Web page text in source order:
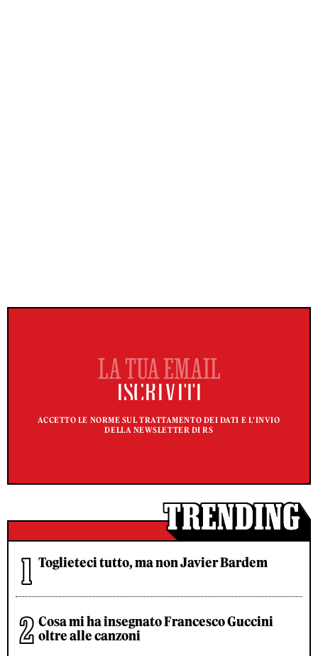
ACCETTO LE NORME SUL TRATTAMENTO DEI DATI E L'INVIO
DELLA NEWSLETTER DI RS
Toglieteci tutto, ma non Javier Bardem
Cosa mi ha insegnato Francesco Guccini
oltre alle canzoni